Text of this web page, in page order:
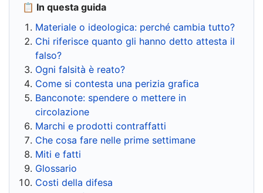
📋 In questa guida
Materiale o ideologica: perché cambia tutto?
Chi riferisce quanto gli hanno detto attesta il
falso?
Ogni falsità è reato?
Come si contesta una perizia grafica
Banconote: spendere o mettere in
circolazione
Marchi e prodotti contraffatti
Che cosa fare nelle prime settimane
Miti e fatti
Glossario
Costi della difesa